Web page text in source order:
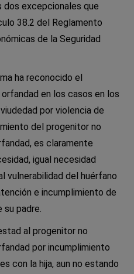
dos excepcionales que
38.2 del Reglamento
de la Seguridad
ha reconocido el
en los casos en los
por violencia de
del progenitor no
es claramente
igual necesidad
vulnerabilidad del huérfano
e incumplimiento de
su padre.
al progenitor no
por incumplimiento
con la hija, aun no estando